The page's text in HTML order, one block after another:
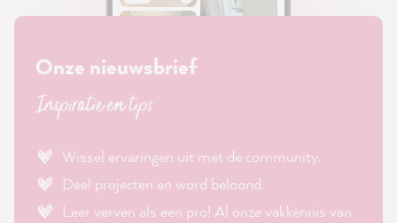
Onze nieuwsbrief
Inspiratie en tips
Wissel ervaringen uit met de community.
Deel projecten en word beloond.
Leer verven als een pro! Al onze vakkennis van